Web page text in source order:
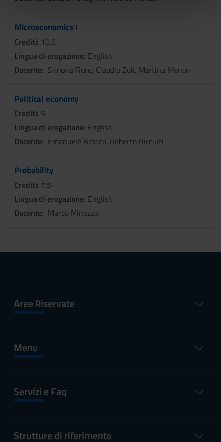
con altre informazioni che hai fornito loro o che hanno
raccolto dal tuo utilizzo dei loro servizi.
Microeconomics I
Crediti: 10.5
Lingua di erogazione: English
Docente: Simona Fiore, Claudio Zoli, Martina Menon
Political economy
Crediti: 5
Lingua di erogazione: English
Docente: Emanuele Bracco, Roberto Ricciuti
Probability
Crediti: 7.5
Lingua di erogazione: English
Docente: Marco Minozzo
Aree Riservate
Menu
Servizi e Faq
Strutture di riferimento